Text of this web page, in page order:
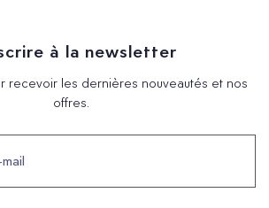
à la newsletter
recevoir les dernières nouveautés et nos
offres.